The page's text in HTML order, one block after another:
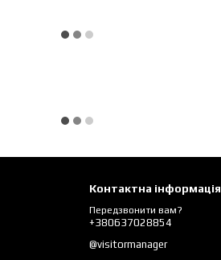
Контактна інформація
Передзвонити вам?
+380637028854
@visitormanager